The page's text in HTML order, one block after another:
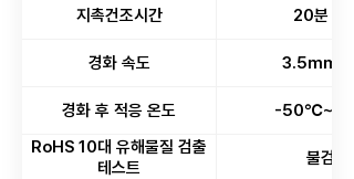
지촉건조시간 20분 이내
경화 속도 3.5mm/
경화 후 적응 온도
-
RoHS 10대 유해물질 검출
테스트
불검출